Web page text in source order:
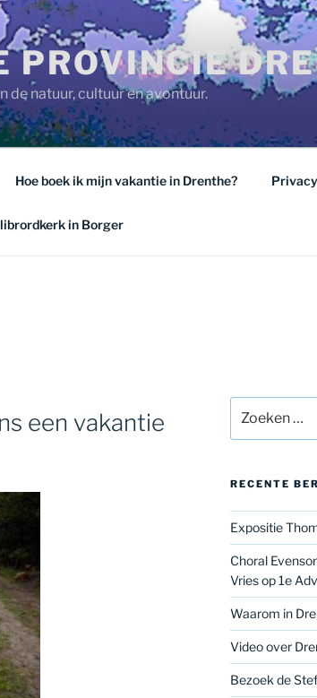
PROVINCIE
de natuur, cultuur en avontuur.
Hoe boek ik mijn vakantie in Drenthe?
in Borger
een vakantie
naar:
RECENTE
Expositie
Choral
Vries op 1e
Waarom in
Video over
Bezoek de